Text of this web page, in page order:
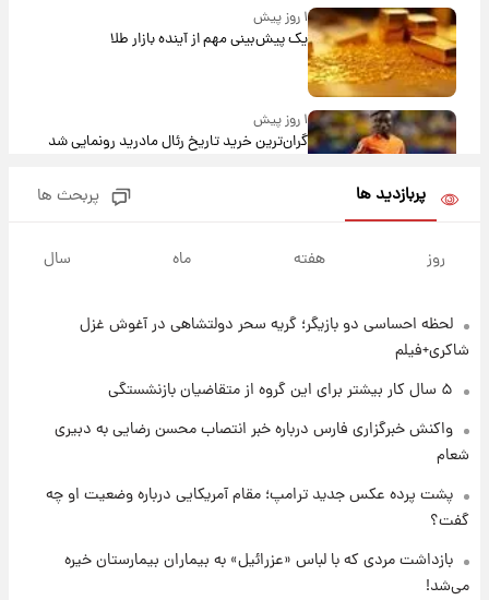
۱ روز پیش
یک پیش‌بینی مهم از آینده بازار طلا
۱ روز پیش
گران‌ترین خرید تاریخ رئال مادرید رونمایی شد
روزها پربارش‌تر خواهند بود؟
۱ روز پیش
۱ روز پیش
تغییر تند قیمت محصولات ایران‌خودرو و سایپا
امروز پنجشنبه ۱۵ مرداد ۱۴۰۵ +جدول
پربازدید ها پربحث ها
روز هفته ماه سال
لحظه احساسی دو بازیگر؛ گریه سحر دولتشاهی در آغوش غزل
شاکری+فیلم
۵ سال کار بیشتر برای این گروه از متقاضیان بازنشستگی
واکنش خبرگزاری فارس درباره خبر انتصاب محسن رضایی به دبیری
شعام
پشت پرده عکس جدید ترامپ؛ مقام آمریکایی درباره وضعیت او چه
گفت؟
بازداشت مردی که با لباس «عزرائیل» به بیماران بیمارستان خیره
می‌شد!